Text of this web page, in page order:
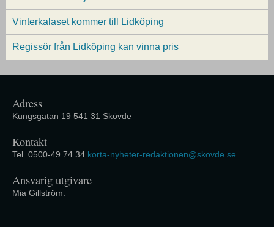
Vinterkalaset kommer till Lidköping
Regissör från Lidköping kan vinna pris
Adress
Kungsgatan 19 541 31 Skövde
Kontakt
Tel. 0500-49 74 34 korta-nyheter-redaktionen@skovde.se
Ansvarig utgivare
Mia Gillström.